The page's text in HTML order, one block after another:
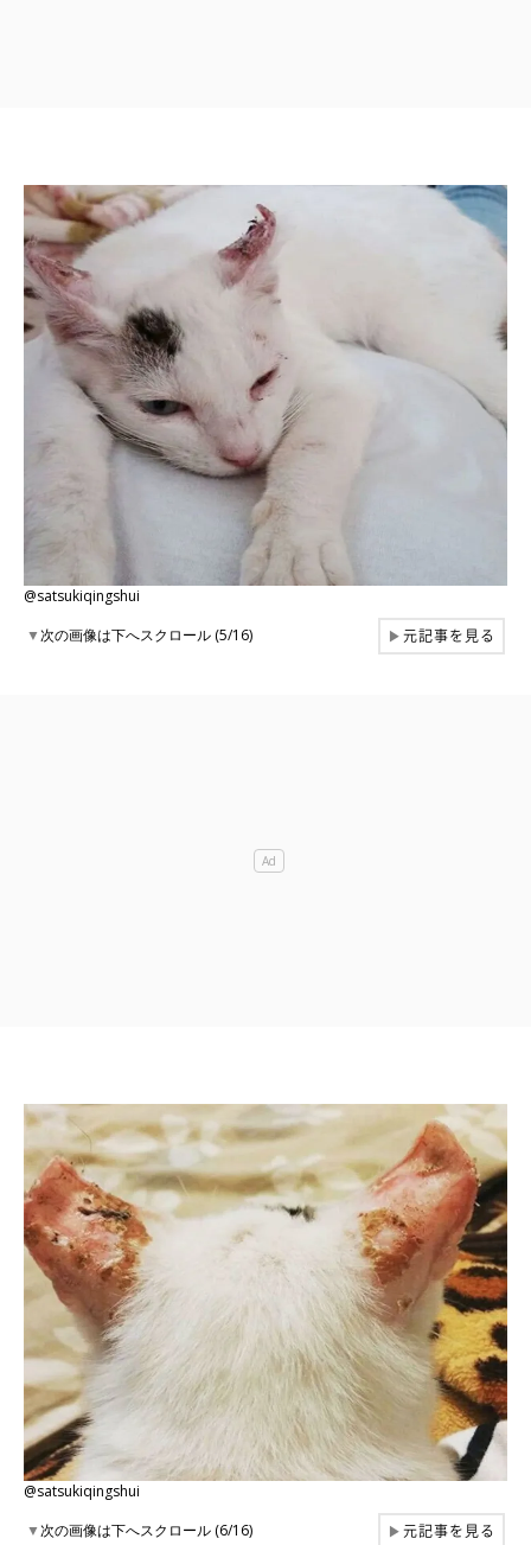
@satsukiqingshui
▼次の画像は下へスクロール (5/16) ▶元記事を見る
@satsukiqingshui
▼次の画像は下へスクロール (6/16) ▶元記事を見る